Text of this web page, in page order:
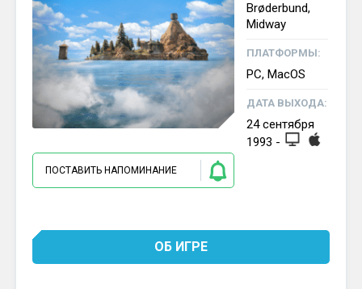
ПОСТАВИТЬ НАПОМИНАНИЕ
Brøderbund,
Midway
ПЛАТФОРМЫ:
PC, MacOS
ДАТА ВЫХОДА:
24 сентября
1993 -
ОБ ИГРЕ